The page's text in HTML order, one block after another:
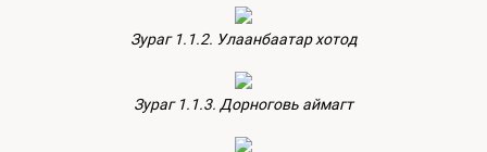
Зураг 1.1.2. Улаанбаатар хотод
Зураг 1.1.3. Дорноговь аймагт